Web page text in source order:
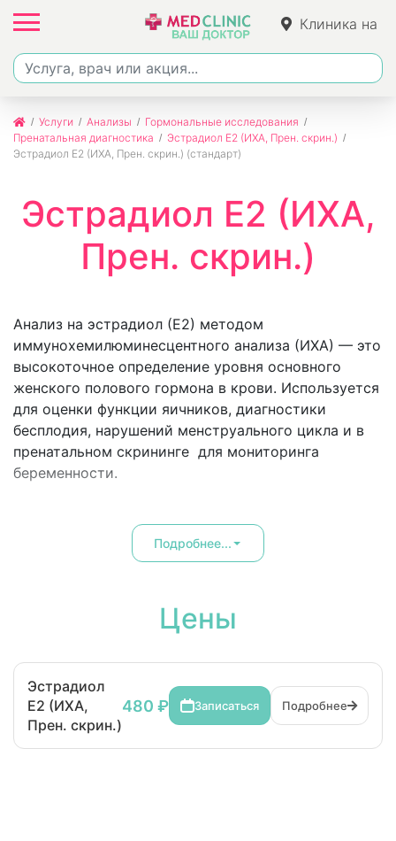
Клиника на
Ленина
Услуги Анализы
Гормональные исследования
Пренатальная диагностика
Эстрадиол Е2 (ИХА, Прен. скрин.)
Эстрадиол Е2 (ИХА, Прен. скрин.) (стандарт)
Эстрадиол Е2 (ИХА,
Прен. скрин.)
Анализ на эстрадиол (Е2) методом
иммунохемилюминесцентного анализа (ИХА) — это
высокоточное определение уровня основного
женского полового гормона в крови. Используется
для оценки функции яичников, диагностики
бесплодия, нарушений менструального цикла и в
пренатальном скрининге для мониторинга
беременности.
Подробнее...
Цены
Эстрадиол
Е2 (ИХА,
Прен. скрин.)
480 ₽ Записаться Подробнее